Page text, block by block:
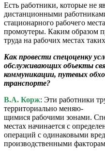
Есть работники, которые не
дистанционными
стационарного рабочего
промоутеры. Каким образом
труда на рабочих местах
Как провести спецоценку
обслуживающих объекты
коммуникации, путевых
транспорте?
В.А. Корж: Эти работники
территориально меняю-
щимися рабочими зонами.
местах начинается с
операций с одинаковыми
производственными